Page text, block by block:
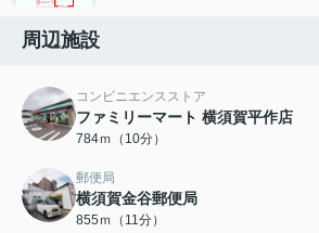
周辺施設
コンビニエンスストア
ファミリーマート 横須賀平作店
784ｍ（10分）
郵便局
横須賀金谷郵便局
855ｍ（11分）